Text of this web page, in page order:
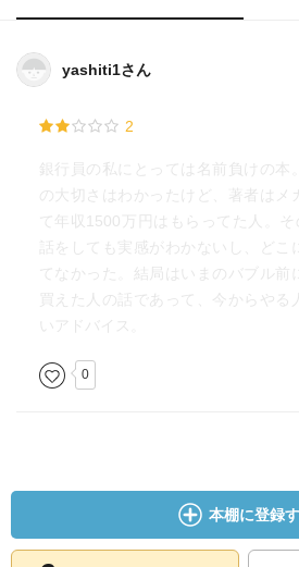
yashiti1さん
2
銀行員の私にとっては名前負けの本
の大切さはわかったけど、著者はメ
て年収1500万円はもらってた人。
話をしても実感がわかないし、どこ
てなかった。結局はいまのバブル前
買えた人の話であって、今からやる
いアドバイス。
0
本棚に登録